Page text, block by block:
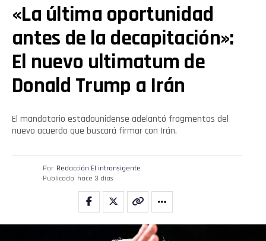
«La última oportunidad
antes de la decapitación»:
El nuevo ultimatum de
Donald Trump a Irán
El mandatario estadounidense adelantó fragmentos del
nuevo acuerdo que buscará firmar con Irán.
Por Redacción El intransigente
Publicado hace 3 días